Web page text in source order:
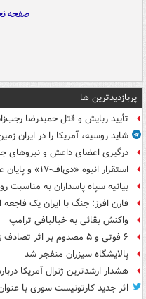
صفحه
پربازدیدترین ها
تأیید ربایش و قتل حمیدرضا
شاید روسیه، آمریکا را در ایران
درگیری اعضای داعش و نیروهای
استقرار انبوه «دی‌اف‑۱۷» و پایان عصر پدافند آمریکا +عکس
بیانیه سپاه پاسداران به مناسبت
فارن افرز: جنگ با ایران یک
واکنش بقائی به خیالبافی ترامپ
۶ فوتی و ۵ مصدوم بر اثر تصادف زنجیره‌ای
پالایشگاه سیزران منفجر شد
هشدار ارشدترین ژنرال آمریکا
اثر جدید کارتونیست سوری با